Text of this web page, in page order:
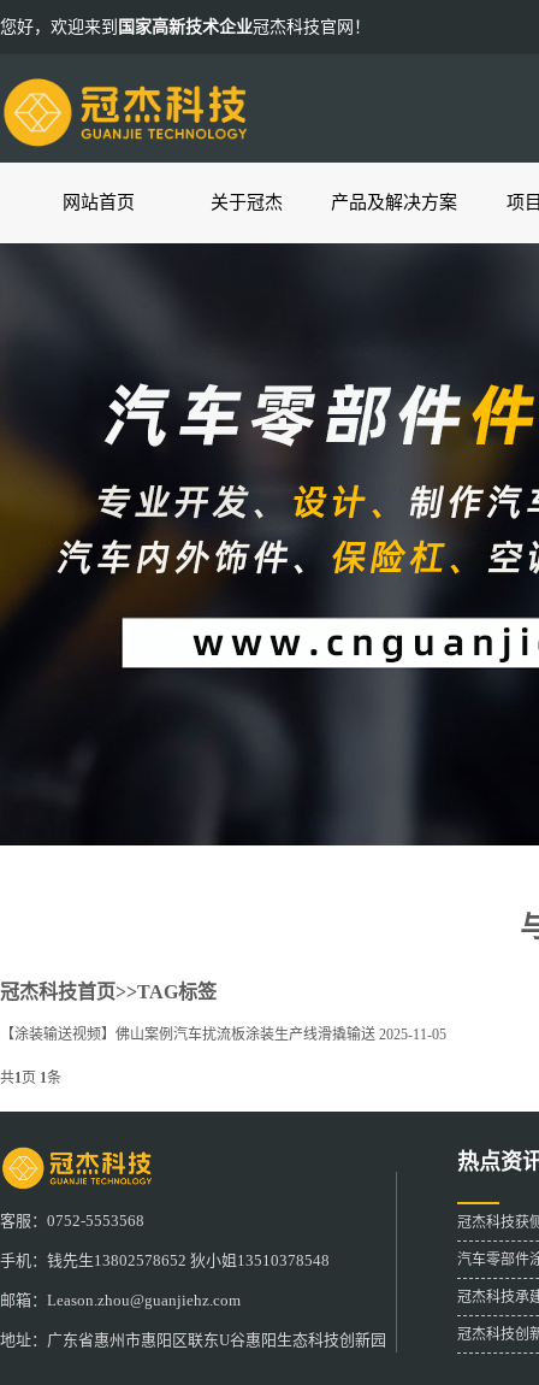
您好，欢迎来到 国家高新技术企业冠杰科技官网！
网站首页 关于冠杰 产品及解决方案 项
冠杰科技首页>>TAG标签
【涂装输送视频】佛山案例汽车扰流板涂装生产线滑撬输送 2025-11-05
共1页 1条
客服：0752-5553568
手机：钱先生13802578652 狄小姐13510378548
邮箱：Leason.zhou@guanjiehz.com
地址：广东省惠州市惠阳区联东U谷惠阳生态科技创新园
热点资
冠杰科技获
汽车零部件
冠杰科技承
冠杰科技创